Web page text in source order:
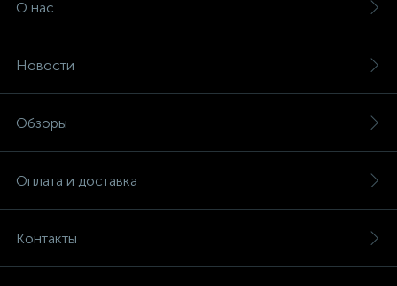
О нас
Новости
Обзоры
Оплата и доставка
Контакты